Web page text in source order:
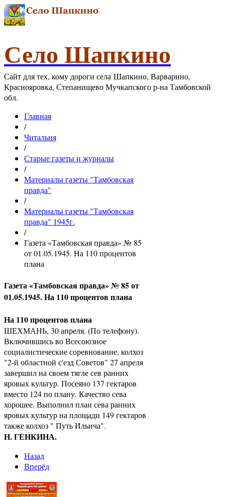
Село Шапкино
Сайт для тех, кому дороги села Шапкино, Варварино,
Краснояровка, Степанищево Мучкапского р-на Тамбовской
обл.
Главная
/
Читальня
/
Старые газеты и журналы
/
Материалы газеты "Тамбовская
правда"
/
Материалы газеты "Тамбовская
правда" 1945г.
/
Газета «Тамбовская правда» № 85
от 01.05.1945. На 110 процентов
плана
Газета «Тамбовская правда» № 85 от
01.05.1945. На 110 процентов плана
На 110 процентов плана
ШЕХМАНЬ, 30 апреля. (По телефону).
Включившись во Всесоюзное
социалистические соревнование, колхоз
"2-й областной с'езд Советов" 27 апреля
завершил на своем тягле сев ранних
яровых культур. Посеяно 137 гектаров
вместо 124 по плану. Качество сева
хорошее. Выполнил план сева ранних
яровых культур на площади 149 гектаров
также колхоз " Путь Ильича".
Н. ГЕНКИНА.
Назад
Вперёд